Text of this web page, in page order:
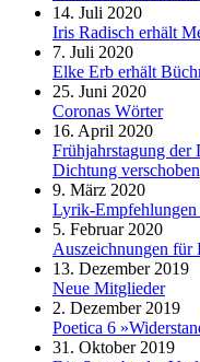
14. Juli 2020
Iris Radisch erhält
7. Juli 2020
Elke Erb erhält
25. Juni 2020
Coronas Wörter
16. April 2020
Frühjahrstagung der
Dichtung verschoben
9. März 2020
Lyrik-Empfehlungen
5. Februar 2020
Auszeichnungen für
13. Dezember 2019
Neue Mitglieder
2. Dezember 2019
Poetica 6
31. Oktober 2019